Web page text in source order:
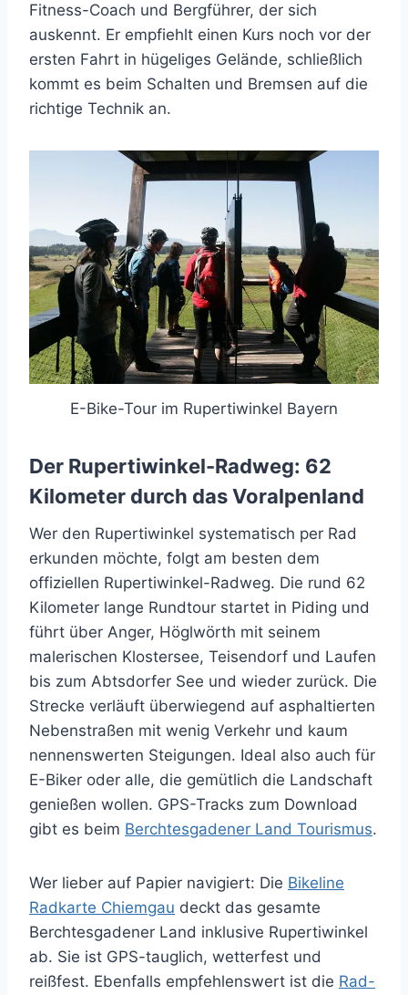
Fitness-Coach und Bergführer, der sich
auskennt. Er empfiehlt einen Kurs noch vor der
ersten Fahrt in hügeliges Gelände, schließlich
kommt es beim Schalten und Bremsen auf die
richtige Technik an.
E-Bike-Tour im Rupertiwinkel Bayern
Der Rupertiwinkel-Radweg: 62
Kilometer durch das Voralpenland
Wer den Rupertiwinkel systematisch per Rad
erkunden möchte, folgt am besten dem
offiziellen Rupertiwinkel-Radweg. Die rund 62
Kilometer lange Rundtour startet in Piding und
führt über Anger, Höglwörth mit seinem
malerischen Klostersee, Teisendorf und Laufen
bis zum Abtsdorfer See und wieder zurück. Die
Strecke verläuft überwiegend auf asphaltierten
Nebenstraßen mit wenig Verkehr und kaum
nennenswerten Steigungen. Ideal also auch für
E-Biker oder alle, die gemütlich die Landschaft
genießen wollen. GPS-Tracks zum Download
gibt es beim Berchtesgadener Land Tourismus.
Wer lieber auf Papier navigiert: Die Bikeline
Radkarte Chiemgau deckt das gesamte
Berchtesgadener Land inklusive Rupertiwinkel
ab. Sie ist GPS-tauglich, wetterfest und
reißfest. Ebenfalls empfehlenswert ist die Rad-